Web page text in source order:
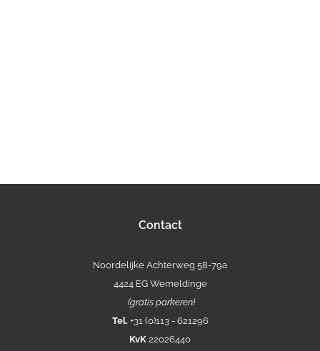
Contact
Noordelijke Achterweg 58-79a
4424 EG Wemeldinge
(gratis parkeren)
Tel. +31 (0)113 - 621296
KvK22026440